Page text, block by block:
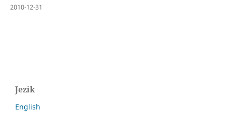
2010-12-31
Jezik
English